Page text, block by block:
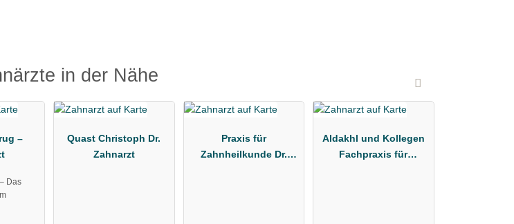
in der Nähe
–
Das
Quast Christoph Dr.
Zahnarzt
Praxis für
Zahnheilkunde Dr.
Aldakhl und Kollegen
Fachpraxis für